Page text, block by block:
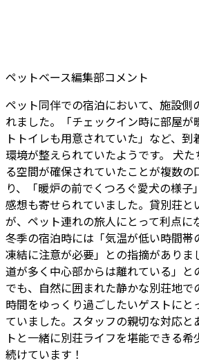
ペットベース編集部コメント
ペット同伴での宿泊において、施設側
れました。「チェックイン時に部屋が
トトイレも用意されていた」など、到
環境が整えられていたようです。 犬
る空間が確保されていたことが複数
り、「暖炉の前でくつろぐ愛犬の様子
感想も寄せられていました。貸別荘と
が、ペット連れの旅人にとって利点に
冬季の宿泊時には「気温が低い時間帯
凍結に注意が必要」との指摘がありま
道が多く中心部からは離れている」と
でも、自然に囲まれた静かな別荘地で
時間をゆっくり過ごしたいゲストにと
ていました。スタッフの親切な対応と
トと一緒に別荘ライフを堪能できる
続けています！